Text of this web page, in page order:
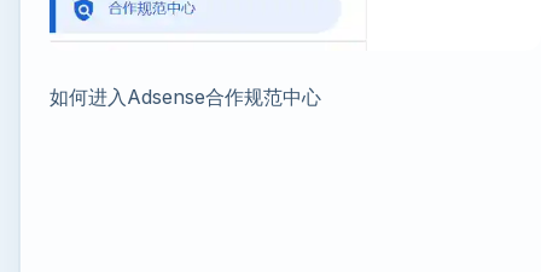
如何进入Adsense合作规范中心